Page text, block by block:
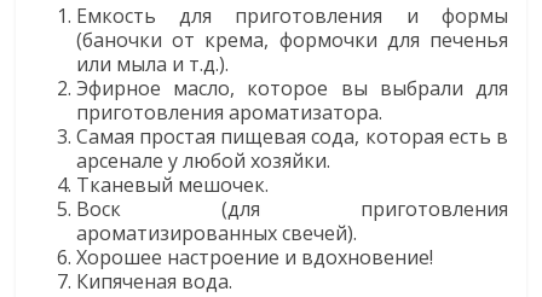
Емкость для приготовления и формы
(баночки от крема, формочки для печенья
или мыла и т.д.).
Эфирное масло, которое вы выбрали для
приготовления ароматизатора.
Самая простая пищевая сода, которая есть в
арсенале у любой хозяйки.
Тканевый мешочек.
Воск (для приготовления
ароматизированных свечей).
Хорошее настроение и вдохновение!
Кипяченая вода.